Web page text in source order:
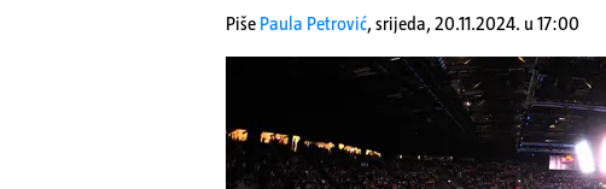
Piše Paula Petrović,srijeda, 20.11.2024. u 17:00